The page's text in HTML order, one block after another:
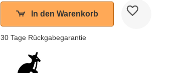
In den Warenkorb
30 Tage Rückgabegarantie